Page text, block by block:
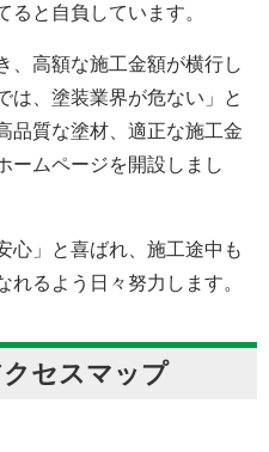
と自負しています。
、高額な施工金額が横行し
は、塗装業界が危ない」と
品質な塗材、適正な施工金
ームページを開設しまし
心」と喜ばれ、施工途中も
れるよう日々努力します。
セスマップ